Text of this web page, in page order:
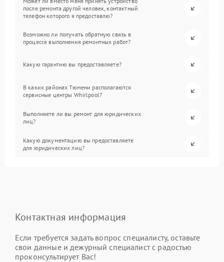
после ремонта другой человек, контактный
телефон которого я предоставлю?
Возможно ли получать обратную связь в
процессе выполнения ремонтных работ?
Какую гарантию вы предоставляете?
В каких районах Тюмени располагаются
сервисные центры Whirlpool?
Выполняете ли вы ремонт для юридических
лиц?
Какую документацию вы предоставляете
для юридических лиц?
Контактная информация
Если требуется задать вопрос специалисту, оставьте
свои данные и дежурный специалист с радостью
проконсультирует Вас!